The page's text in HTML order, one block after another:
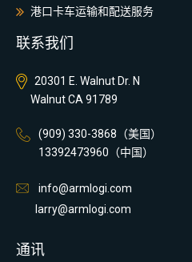
港口卡车运输和配送服务
联系我们
20301 E. Walnut Dr. N
Walnut CA 91789
(909) 330-3868（美国）
13392473960（中国）
info@armlogi.com
larry@armlogi.com
通讯